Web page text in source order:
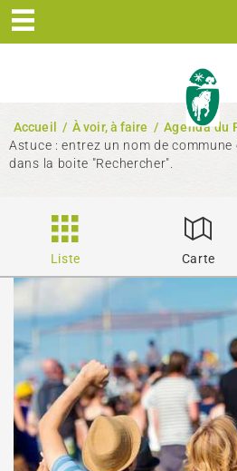
Accueil / À voir, à faire / Agenda du
Astuce : entrez un nom de
dans la boite "Rechercher".
Liste Carte